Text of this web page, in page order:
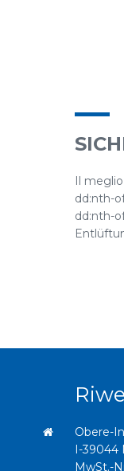
Il
dd:nth-
dd:nth-
Obere-
I-39044
MwSt.-